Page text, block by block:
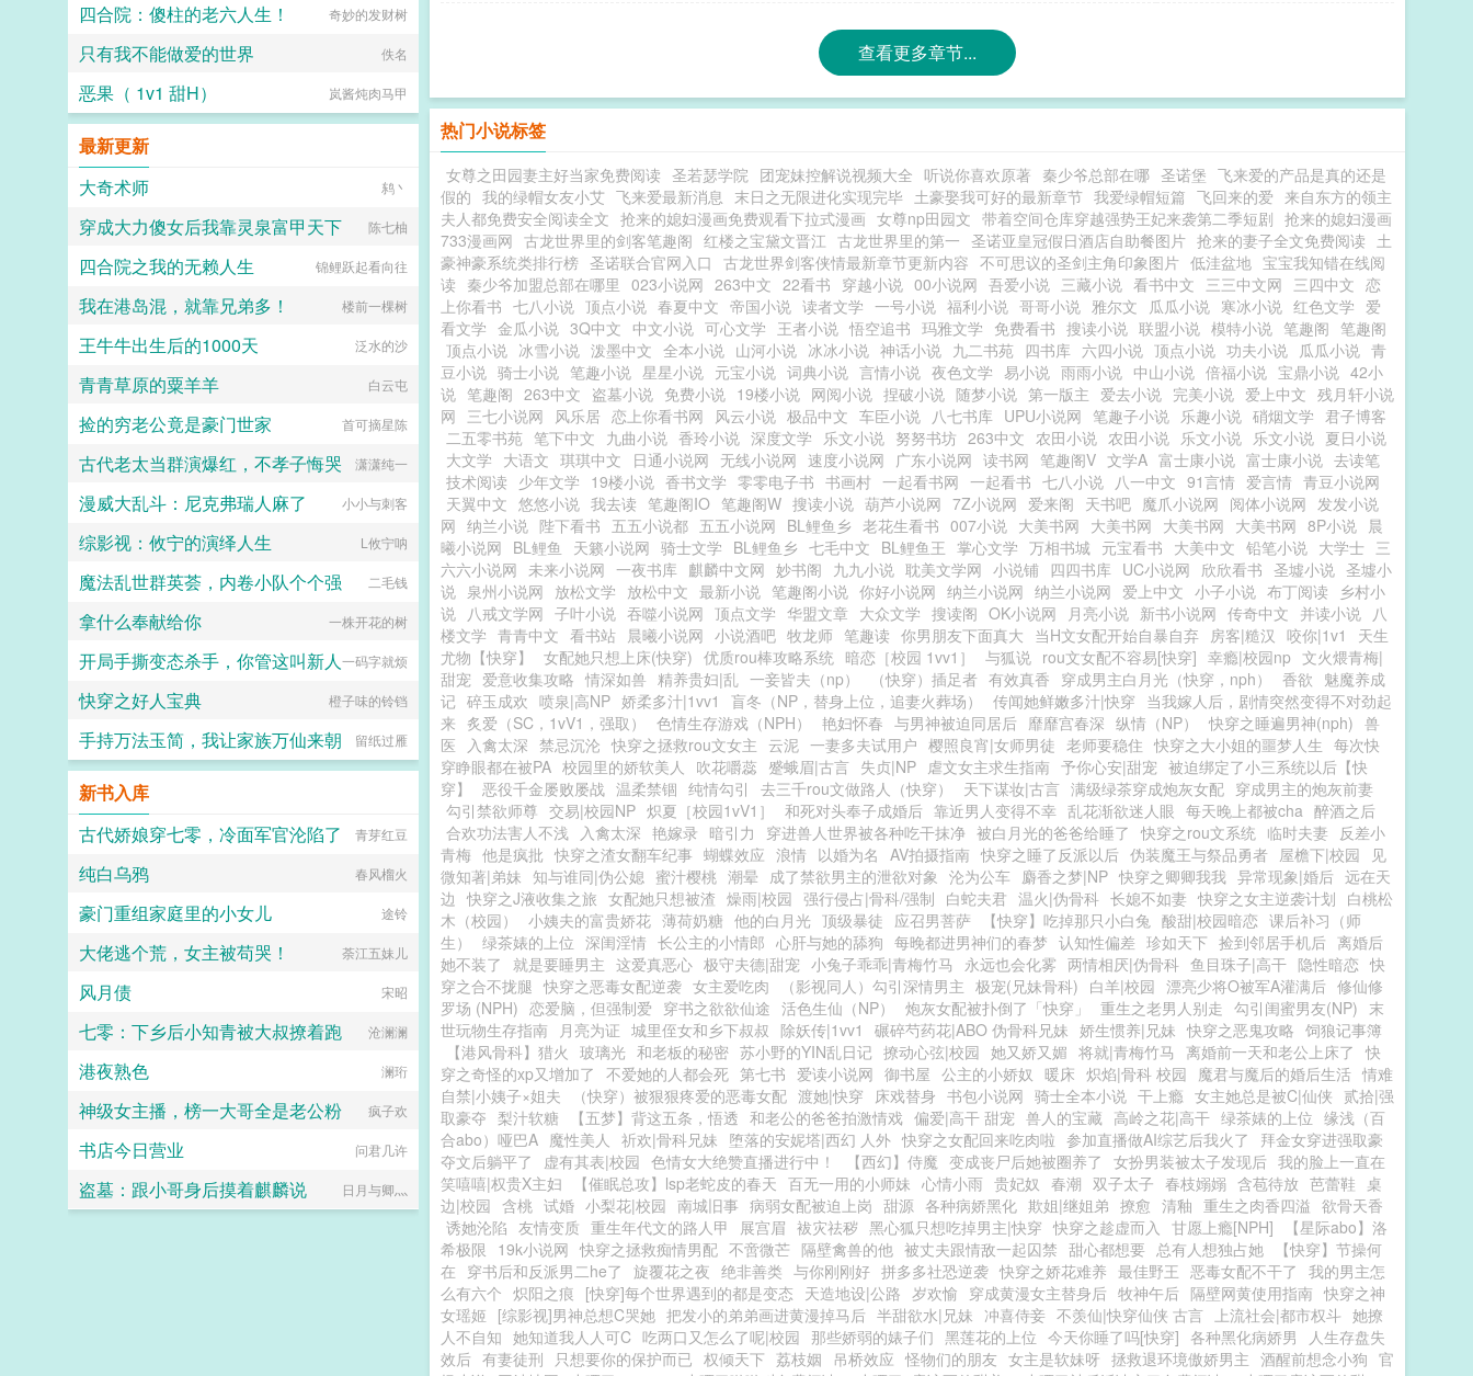
查看更多章节...
热门小说标签
女尊之田园妻主好当家免费阅读 圣若瑟学院 团宠妹控解说视频大全 听说你喜欢原著 秦少爷总部在哪 圣诺堡 飞来爱的产品是真的还是
假的 我的绿帽女友小艾 飞来爱最新消息 末日之无限进化实现完毕 土豪娶我可好的最新章节 我爱绿帽短篇 飞回来的爱 来自东方的领主
夫人都免费安全阅读全文 抢来的媳妇漫画免费观看下拉式漫画 女尊np田园文 带着空间仓库穿越强势王妃来袭第二季短剧 抢来的媳妇漫画
733漫画网 古龙世界里的剑客笔趣阁 红楼之宝黛文晋江 古龙世界里的第一 圣诺亚皇冠假日酒店自助餐图片 抢来的妻子全文免费阅读 土
豪神豪系统类排行榜 圣诺联合官网入口 古龙世界剑客侠情最新章节更新内容 不可思议的圣剑主角印象图片 低洼盆地 宝宝我知错在线阅
读 秦少爷加盟总部在哪里 023小说网 263中文 22看书 穿越小说 00小说网 吾爱小说 三藏小说 看书中文 三三中文网 三四中文 恋
上你看书 七八小说 顶点小说 春夏中文 帝国小说 读者文学 一号小说 福利小说 哥哥小说 雅尔文 瓜瓜小说 寒冰小说 红色文学 爱
看文学 金瓜小说 3Q中文 中文小说 可心文学 王者小说 悟空追书 玛雅文学 免费看书 搜读小说 联盟小说 模特小说 笔趣阁 笔趣阁
顶点小说 冰雪小说 泼墨中文 全本小说 山河小说 冰冰小说 神话小说 九二书苑 四书库 六四小说 顶点小说 功夫小说 瓜瓜小说 青
豆小说 骑士小说 笔趣小说 星星小说 元宝小说 词典小说 言情小说 夜色文学 易小说 雨雨小说 中山小说 倍福小说 宝鼎小说 42小
说 笔趣阁 263中文 盗墓小说 免费小说 19楼小说 网阅小说 捏破小说 随梦小说 第一版主 爱去小说 完美小说 爱上中文 残月轩小说
网 三七小说网 风乐居 恋上你看书网 风云小说 极品中文 车臣小说 八七书库 UPU小说网 笔趣子小说 乐趣小说 硝烟文学 君子博客
二五零书苑 笔下中文 九曲小说 香玲小说 深度文学 乐文小说 努努书坊 263中文 农田小说 农田小说 乐文小说 乐文小说 夏日小说
大文学 大语文 琪琪中文 日通小说网 无线小说网 速度小说网 广东小说网 读书网 笔趣阁V 文学A 富士康小说 富士康小说 去读笔
技术阅读 少年文学 19楼小说 香书文学 零零电子书 书画村 一起看书网 一起看书 七八小说 八一中文 91言情 爱言情 青豆小说网
天翼中文 悠悠小说 我去读 笔趣阁IO 笔趣阁W 搜读小说 葫芦小说网 7Z小说网 爱来阁 天书吧 魔爪小说网 阅体小说网 发发小说
网 纳兰小说 陛下看书 五五小说都 五五小说网 BL鲤鱼乡 老花生看书 007小说 大美书网 大美书网 大美书网 大美书网 8P小说 晨
曦小说网 BL鲤鱼 天籁小说网 骑士文学 BL鲤鱼乡 七毛中文 BL鲤鱼王 掌心文学 万相书城 元宝看书 大美中文 铅笔小说 大学士 三
六六小说网 未来小说网 一夜书库 麒麟中文网 妙书阁 九九小说 耽美文学网 小说铺 四四书库 UC小说网 欣欣看书 圣墟小说 圣墟小
说 泉州小说网 放松文学 放松中文 最新小说 笔趣阁小说 你好小说网 纳兰小说网 纳兰小说网 爱上中文 小子小说 布丁阅读
乡村小
说 八戒文学网 子叶小说 吞噬小说网 顶点文学 华盟文章 大众文学 搜读阁 OK小说网 月亮小说 新书小说网 传奇中文 并读小说 八
楼文学 青青中文 看书站 晨曦小说网 小说酒吧 牧龙师 笔趣读 你男朋友下面真大 当H文女配开始自暴自弃 房客|糙汉 咬你|1v1
天生
尤物【快穿】
女配她只想上床(快穿) 优质rou棒攻略系统 暗恋［校园 1vv1］ 与狐说 rou文女配不容易[快穿] 幸瘾|校园np 文火煨青梅|
甜宠 爱意收集攻略 情深如兽 精养贵妇|乱 一妾皆夫（np） （快穿）插足者 有效真香 穿成男主白月光（快穿，nph） 香欲 魅魔养成
记 碎玉成欢 喷泉|高NP 娇柔多汁|1vv1 盲冬（NP，替身上位，追妻火葬场） 传闻她鲜嫩多汁|快穿 当我嫁人后，剧情突然变得不对劲起
来 炙爱（SC，1vV1，强取） 色情生存游戏（NPH） 艳妇怀春 与男神被迫同居后 靡靡宫春深 纵情（NP） 快穿之睡遍男神(nph) 兽
医
入禽太深 禁忌沉沦 快穿之拯救rou文女主 云泥 一妻多夫试用户 樱照良宵|女师男徒 老师要稳住 快穿之大小姐的噩梦人生 每次快
穿睁眼都在被PA 校园里的娇软美人 吹花嚼蕊 蹙蛾眉|古言 失贞|NP 虐文女主求生指南 予你心安|甜宠 被迫绑定了小三系统以后【快
穿】
恶役千金屡败屡战 温柔禁锢 纯情勾引 去三千rou文做路人（快穿） 天下谋妆|古言 满级绿茶穿成炮灰女配 穿成男主的炮灰前妻
勾引禁欲师尊 交易|校园NP 炽夏［校园1vV1］ 和死对头奉子成婚后 靠近男人变得不幸 乱花渐欲迷人眼 每天晚上都被cha 醉酒之后
合欢功法害人不浅 入禽太深 艳嫁录 暗引力 穿进兽人世界被各种吃干抹净 被白月光的爸爸给睡了 快穿之rou文系统 临时夫妻
反差小
青梅 他是疯批 快穿之渣女翻车纪事 蝴蝶效应 浪情 以婚为名 AV拍摄指南 快穿之睡了反派以后 伪装魔王与祭品勇者 屋檐下|校园
见
微知著|弟妹 知与谁同|伪公媳 蜜汁樱桃 潮晕 成了禁欲男主的泄欲对象 沦为公车 麝香之梦|NP 快穿之卿卿我我 异常现象|婚后 远在天
边 快穿之J液收集之旅 女配她只想被渣 燥雨|校园 强行侵占|骨科/强制 白蛇夫君 温火|伪骨科 长媳不如妻 快穿之女主逆袭计划 白桃松
木（校园）
小姨夫的富贵娇花 薄荷奶糖 他的白月光 顶级暴徒 应召男菩萨 【快穿】吃掉那只小白兔 酸甜|校园暗恋 课后补习（师
生）
绿茶婊的上位 深闺淫情 长公主的小情郎 心肝与她的舔狗 每晚都进男神们的春梦 认知性偏差 珍如天下 捡到邻居手机后 离婚后
她不装了 就是要睡男主 这爱真恶心 极守夫德|甜宠 小兔子乖乖|青梅竹马 永远也会化雾 两情相厌|伪骨科 鱼目珠子|高干 隐性暗恋 快
穿之合不拢腿 快穿之恶毒女配逆袭 女主爱吃肉 （影视同人）勾引深情男主 极宠(兄妹骨科) 白羊|校园 漂亮少将O被军A灌满后 修仙修
罗场 (NPH) 恋爱脑，但强制爱 穿书之欲欲仙途 活色生仙（NP） 炮灰女配被扑倒了「快穿」 重生之老男人别走 勾引闺蜜男友(NP) 末
世玩物生存指南
月亮为证 城里侄女和乡下叔叔 除妖传|1vv1 碾碎芍药花|ABO 伪骨科兄妹 娇生惯养|兄妹 快穿之恶鬼攻略 饲狼记事簿
【港风骨科】猎火 玻璃光 和老板的秘密 苏小野的YIN乱日记 撩动心弦|校园 她又娇又媚 将就|青梅竹马 离婚前一天和老公上床了 快
穿之奇怪的xp又增加了 不爱她的人都会死 第七书 爱读小说网 御书屋 公主的小娇奴 暖床 炽焰|骨科 校园 魔君与魔后的婚后生活 情难
自禁|小姨子×姐夫
（快穿）被狠狠疼爱的恶毒女配 渡她|快穿 床戏替身 书包小说网 骑士全本小说 干上瘾 女主她总是被C|仙侠 贰拾|强
取豪夺 梨汁软糖 【五梦】背这五条，悟透 和老公的爸爸拍激情戏 偏爱|高干 甜宠 兽人的宝藏 高岭之花|高干 绿茶婊的上位 缘浅（百
合abo）哑巴A 魔性美人 祈欢|骨科兄妹 堕落的安妮塔|西幻 人外 快穿之女配回来吃肉啦 参加直播做AI综艺后我火了
拜金女穿进强取豪
夺文后躺平了
虚有其表|校园 色情女大绝赞直播进行中！ 【西幻】侍魔 变成丧尸后她被圈养了 女扮男装被太子发现后 我的脸上一直在
笑嘻嘻|权贵X主妇
【催眠总攻】lsp老蛇皮的春天 百无一用的小师妹 心情小雨 贵妃奴 春潮 双子太子 春枝嫋嫋 含苞待放 芭蕾鞋 桌
边|校园 含桃 试婚 小梨花|校园 南城旧事 病弱女配被迫上岗 甜源 各种病娇黑化 欺姐|继姐弟 撩愈 清釉 重生之肉香四溢 欲骨天香
诱她沦陷 友情变质 重生年代文的路人甲 展宫眉 袚灾祛秽 黑心狐只想吃掉男主|快穿 快穿之趁虚而入 甘愿上瘾[NPH]
【星际abo】洛
希极限
19k小说网 快穿之拯救痴情男配 不啻微芒 隔壁禽兽的他 被丈夫跟情敌一起囚禁 甜心都想要 总有人想独占她
【快穿】节操何
在 穿书后和反派男二he了 旋覆花之夜 绝非善类 与你刚刚好 拼多多社恐逆袭 快穿之娇花难养 最佳野王 恶毒女配不干了 我的男主怎
么有六个 炽阳之痕 [快穿]每个世界遇到的都是变态 天造地设|公路 岁欢愉 穿成黄漫女主替身后 牧神午后 隔壁网黄使用指南 快穿之神
女瑶姬 [综影视]男神总想C哭她 把发小的弟弟画进黄漫掉马后 半甜欲水|兄妹 冲喜侍妾 不羡仙|快穿仙侠 古言 上流社会|都市权斗 她撩
人不自知 她知道我人人可C 吃两口又怎么了呢|校园 那些娇弱的婊子们 黑莲花的上位 今天你睡了吗[快穿] 各种黑化病娇男
人生存盘失
效后 有妻徒刑 只想要你的保护而已 权倾天下 荔枝姻 吊桥效应 怪物们的朋友 女主是软妹呀 拯救退环境傲娇男主 酒醒前想念小狗 官
四合院：傻柱的老六人生！ 奇妙的发财树
只有我不能做爱的世界 佚名
恶果（ 1v1 甜H） 岚酱炖肉马甲
最新更新
大奇术师
鸫丶
穿成大力傻女后我靠灵泉富甲天下 陈七柚
四合院之我的无赖人生 锦鲤跃起看向往
我在港岛混，就靠兄弟多！ 楼前一棵树
王牛牛出生后的1000天 泛水的沙
青青草原的粟羊羊 白云屯
捡的穷老公竟是豪门世家 首可摘星陈
古代老太当群演爆红，不孝子悔哭 潇潇纯一
漫威大乱斗：尼克弗瑞人麻了 小小与刺客
综影视：攸宁的演绎人生 L攸宁呐
魔法乱世群英荟，内卷小队个个强 二毛钱
拿什么奉献给你 一株开花的树
开局手撕变态杀手，你管这叫新人一码字就烦
快穿之好人宝典 橙子味的铃铛
手持万法玉简，我让家族万仙来朝 留纸过雁
新书入库
古代娇娘穿七零，冷面军官沦陷了
青芽红豆
纯白乌鸦 春风榴火
豪门重组家庭里的小女儿 途铃
大佬逃个荒，女主被苟哭！ 荼江五妹儿
风月债 宋昭
七零：下乡后小知青被大叔撩着跑 沧澜澜
港夜熟色 澜珩
神级女主播，榜一大哥全是老公粉 疯子欢
书店今日营业 问君几许
盗墓：跟小哥身后摸着麒麟说 日月与卿灬